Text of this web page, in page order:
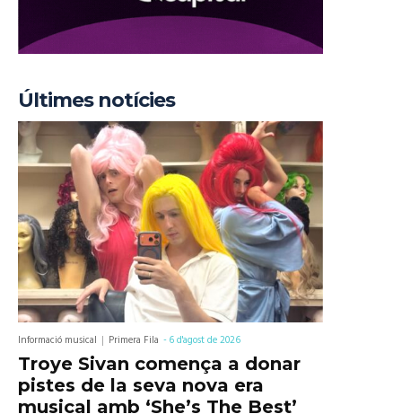
Últimes notícies
Informació musical Primera Fila -6 d'agost de 2026
Troye Sivan comença a donar
pistes de la seva nova era
musical amb ‘She’s The Best’